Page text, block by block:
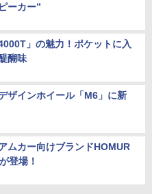
ーカー”
」の魅力！ポケットに入
醐味
ザインホイール「M6」に新
ムカー向けブランドHOMUR
登場！